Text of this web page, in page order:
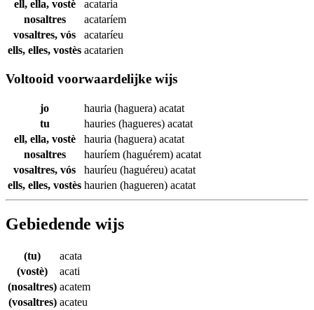
ell, ella, vostè
acataria
nosaltres
acataríem
vosaltres, vós
acataríeu
ells, elles, vostès acatarien
Voltooid voorwaardelijke wijs
jo hauria (haguera) acatat
tu
hauries (hagueres) acatat
ell, ella, vostè
hauria (haguera) acatat
nosaltres
hauríem (haguérem) acatat
vosaltres, vós
hauríeu (haguéreu) acatat
ells, elles, vostès haurien (hagueren) acatat
Gebiedende wijs
(tu)
acata
(vostè)
acati
(nosaltres) acatem
(vosaltres) acateu